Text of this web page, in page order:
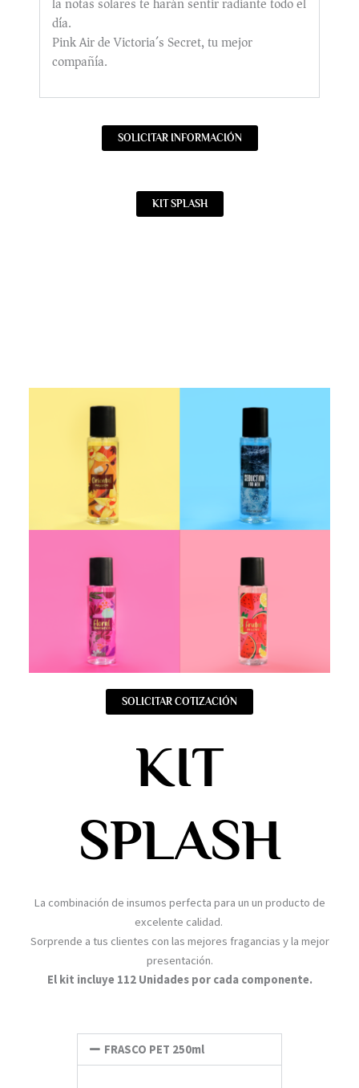
día.
Pink Air de Victoria´s Secret, tu mejor
compañía.
SOLICITAR INFORMACIÓN
KIT SPLASH
SOLICITAR COTIZACIÓN
KIT
SPLASH
La combinación de insumos perfecta para un un producto de
excelente calidad.
Sorprende a tus clientes con las mejores fragancias y la mejor
presentación.
El kit incluye 112 Unidades por cada componente.
FRASCO PET 250ml